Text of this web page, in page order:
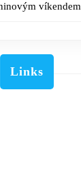
víkendem
Links